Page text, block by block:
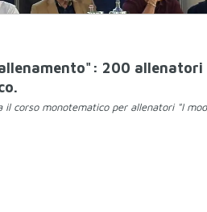
200 allenatori
il corso monotematico per allenatori "I